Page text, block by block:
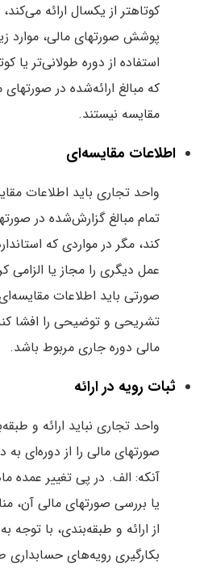
کوتاهتر از یکسال ارائه
پوشش صورتهای مالی، موارد زیر
استفاده از دوره طولانی‌تر یا
که مبالغ ارائه‌شده در صورتهای
مقایسه نیستند.
اطلاعات مقایسه‌ای
واحد تجاری باید اطلاعات
تمام مبالغ گزارش‌شده در
کند، مگر در مواردی که
عمل دیگری را مجاز یا الزامی
صورتی باید اطلاعات مقایسه‌ای
تشریحی و توضیحی را افشا
مالی دوره جاری مربوط باشد.
ثبات رویه در ارائه
واحد تجاری نباید ارائه و
صورتهای مالی را از دوره‌ای به
آنکه: الف. در پی تغییر عمده
یا بررسی صورتهای مالی آن،
از ارائه و طبقه‌بندی، با توجه
بکارگیری رویه‌های حسابداری